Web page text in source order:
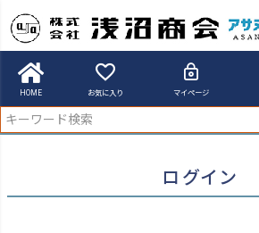
HOME お気に入り マイページ
アサヌマネットショップ
ログイン